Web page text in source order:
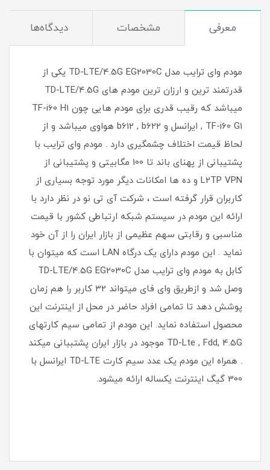
معرفی مشخصات دیدگاه‌ها
مودم وای ترایب مدل TD-LTE/4.5G EG2030C یکی از
قدرتمند ترین و ارزان ترین مودم های TD-LTE/4.5G
میباشد که رقیب قدری برای مودم هایی چون TF-i60 H1
, TF-i60 G1 ایرانسل و b612 , b622 هواوی میباشد و از
لحاظ قیمت اختلاف چشمگیری دارد . مودم وای ترایب با
پشتیبانی از پهنای باند تا 100 مگابیتی و پشتیبانی از
L2TP VPN و ده ها امکانات دیگر مورد توجه بسیاری از
کاربران قرار گرفته است ، شرکت آی تی نو در نظر دارد با
ارائه این مودم در سیستم شبکه ارتباطی کشور با قیمت
مناسبی و رقابتی سهم عظیمی از بازار ایران را از آن خود
نماید . این مودم دارای یک درگاه LAN است که میتوان با
کابل به مودم وای ترایب مدل TD-LTE/4.5G EG2030C
وصل شد و ازطریق وای فای میتواند 32 کاربر را هم زمان
پوشش دهد تا تمامی افراد حاضر در محل از اینترنت این
محصول استفاده نماید. این مودم از تمامی سیم کارتهای
TD-Lte , Fdd, 4.5G موجود در بازار ایران پشتببانی میکند
. همراه این مودم یک عدد سیم کارت TD-LTE ایرانسل با
300 گیگ اینترنت یکساله ارائه میشود.